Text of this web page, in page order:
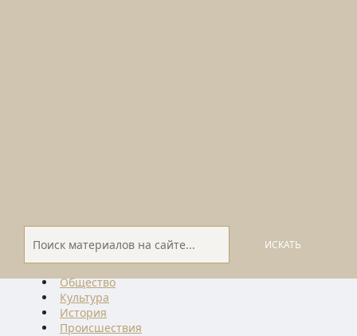
ИСКАТЬ
Общество
Культура
История
Проиcшествия